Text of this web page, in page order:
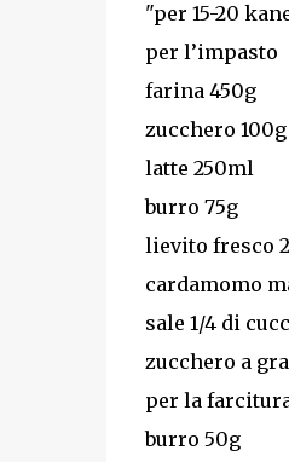
"per 15-20
per l’impasto
farina 450g
zucchero 100g
latte 250ml
burro 75g
lievito fresco
cardamomo
sale 1/4 di
zucchero a
per la
burro 50g